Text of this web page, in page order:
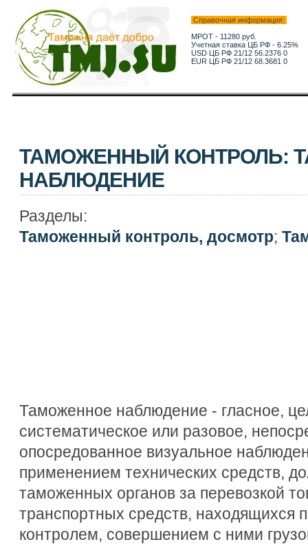
Справочная информация:
МРОТ - 11280 руб.
Учетная ставка ЦБ РФ - 6.25%
USD ЦБ РФ 21/12 56.2376 0
EUR ЦБ РФ 21/12 68.3681 0
ТАМОЖЕННЫЙ КОНТРОЛЬ:
НАБЛЮДЕНИЕ
Разделы:
Таможенный контроль, досмотр;
Таможенное наблюдение - гласное,
систематическое или разовое,
опосредованное визуальное
применением технических средств,
таможенных органов за перевозкой
транспортных средств, находящихся
контролем, совершением с ними